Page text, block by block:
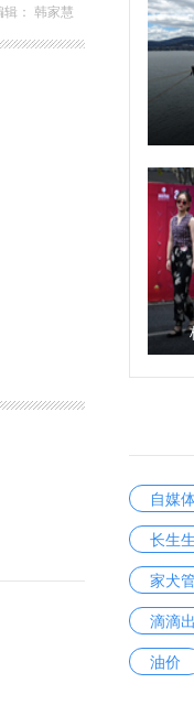
辑： 韩家慧
自媒
长生
家犬
滴滴
油价